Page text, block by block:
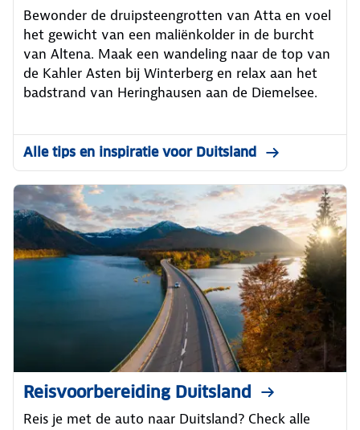
Bewonder de druipsteengrotten van Atta en voel
het gewicht van een maliënkolder in de burcht
van Altena. Maak een wandeling naar de top van
de Kahler Asten bij Winterberg en relax aan het
badstrand van Heringhausen aan de Diemelsee.
Alle tips en inspiratie voor Duitsland
Reisvoorbereiding Duitsland
Reis je met de auto naar Duitsland? Check alle